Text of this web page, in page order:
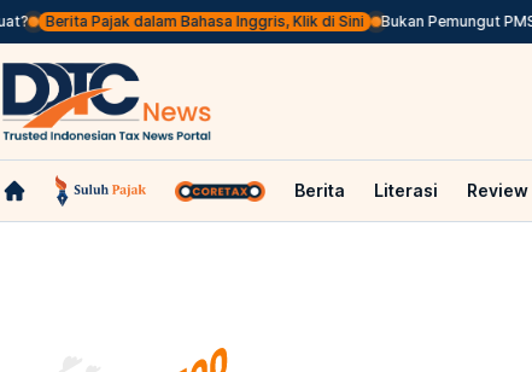
Berita Pajak dalam Bahasa Inggris, Klik di Sini Bukan Pemungut
Berita Literasi Review